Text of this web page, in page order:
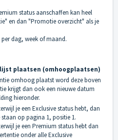
status aanschaffen kan heel
en dan "Promotie overzicht" als je
dag, week of maand.
plaatsen (omhoogplaatsen)
omhoog plaatst word deze boven
krijgt dan ook een nieuwe datum
hieronder.
je een Exclusive status hebt, dan
op pagina 1, positie 1.
je een Premium status hebt dan
onder alle Exclusive